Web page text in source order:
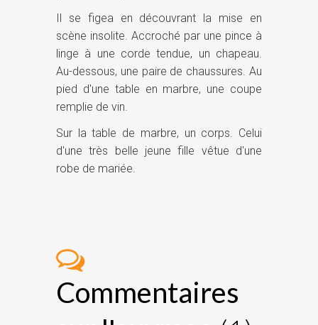
Il se figea en découvrant la mise en
scène insolite. Accroché par une pince à
linge à une corde tendue, un chapeau.
Au-dessous, une paire de chaussures. Au
pied d'une table en marbre, une coupe
remplie de vin.
Sur la table de marbre, un corps. Celui
d'une très belle jeune fille vêtue d'une
robe de mariée.
Commentaires